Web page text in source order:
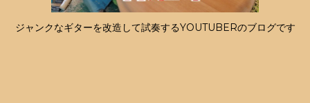
ジャンクなギターを改造して試奏するYOUTUBERのブログです